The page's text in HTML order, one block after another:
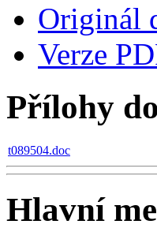
Originál
Verze
Přílohy
t089504.doc
Hlavní